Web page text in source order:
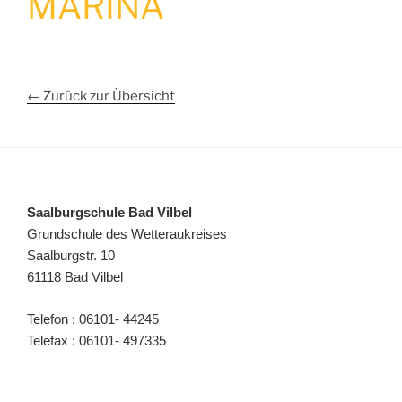
← Zurück zur Übersicht
Saalburgschule Bad Vilbel
Grundschule des Wetteraukreises
Saalburgstr. 10
61118 Bad Vilbel
Telefon : 06101- 44245
Telefax : 06101- 497335